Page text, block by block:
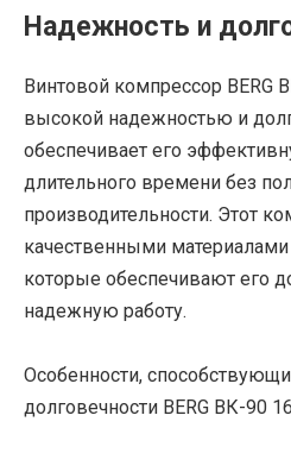
Надежность и
Винтовой компрессор BERG
высокой надежностью и
обеспечивает его
длительного времени без
производительности. Этот
качественными
которые обеспечивают его
надежную работу.
Особенности,
долговечности BERG ВК-90